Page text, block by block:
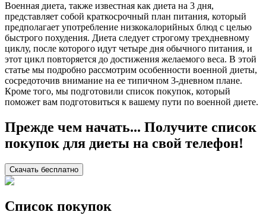
Военная диета, также известная как диета на 3 дня,
представляет собой краткосрочный план питания, который
предполагает употребление низкокалорийных блюд с целью
быстрого похудения. Диета следует строгому трехдневному
циклу, после которого идут четыре дня обычного питания, и
этот цикл повторяется до достижения желаемого веса. В этой
статье мы подробно рассмотрим особенности военной диеты,
сосредоточив внимание на ее типичном 3-дневном плане.
Кроме того, мы подготовили список покупок, который
поможет вам подготовиться к вашему пути по военной диете.
Прежде чем начать... Получите список
покупок для диеты на свой телефон!
Скачать бесплатно
Список покупок